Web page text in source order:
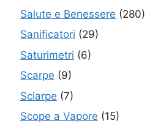
Salute e Benessere (280)
Sanificatori (29)
Saturimetri (6)
Scarpe (9)
Sciarpe (7)
Scope a Vapore (15)